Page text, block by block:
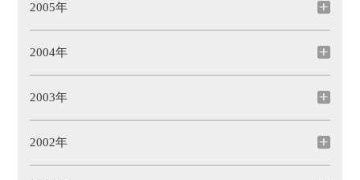
2005年
2004年
2003年
2002年